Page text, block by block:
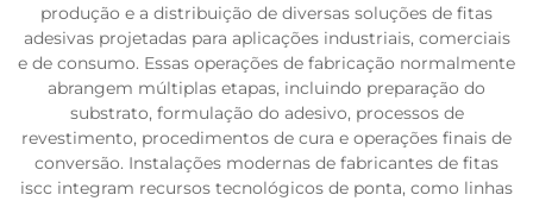
produção e a distribuição de diversas soluções de fitas
adesivas projetadas para aplicações industriais, comerciais
e de consumo. Essas operações de fabricação normalmente
abrangem múltiplas etapas, incluindo preparação do
substrato, formulação do adesivo, processos de
revestimento, procedimentos de cura e operações finais de
conversão. Instalações modernas de fabricantes de fitas
iscc integram recursos tecnológicos de ponta, como linhas